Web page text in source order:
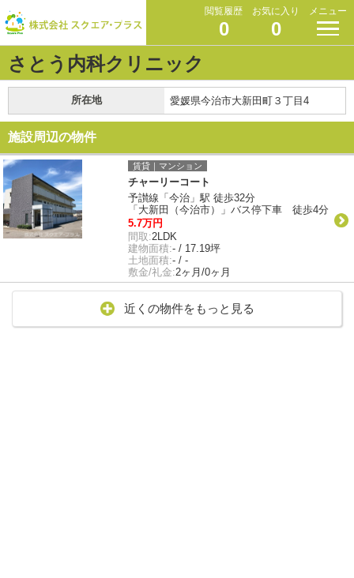
閲覧履歴
0
お気に入り
0
メニュー
さとう内科クリニック
所在地 愛媛県今治市大新田町３丁目4
施設周辺の物件
賃貸｜マンション
チャーリーコート
予讃線「今治」駅 徒歩32分
「大新田（今治市）」バス停下車 徒歩4分
5.7万円
間取:2LDK
建物面積:- / 17.19坪
土地面積:- / -
敷金/礼金:2ヶ月/0ヶ月
近くの物件をもっと見る